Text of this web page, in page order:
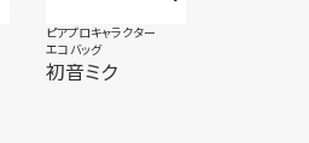
ピアプロキャラクター
エコバッグ
初音ミク